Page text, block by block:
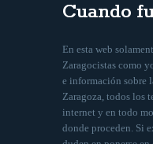
Cuando
En esta web
Zaragocistas como
e información sobre
Zaragoza, todos los
internet y en todo
donde proceden. Si